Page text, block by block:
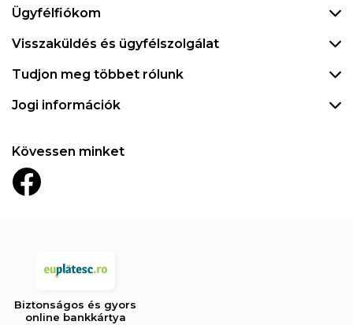
Ügyfélfiókom
Visszaküldés és ügyfélszolgálat
Tudjon meg többet rólunk
Jogi információk
Kövessen minket
Biztonságos és gyors
online bankkártya